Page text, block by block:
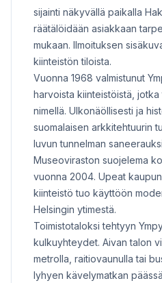
sijainti näkyvällä paikalla
räätälöidään asiakkaan
mukaan. Ilmoituksen
kiinteistön tiloista.
Vuonna 1968 valmistunut
harvoista kiinteistöistä,
nimellä. Ulkonäöllisesti ja
suomalaisen arkkitehtuurin
luvun tunnelman
Museoviraston suojelema
vuonna 2004. Upeat
kiinteistö tuo käyttöön
Helsingin ytimestä.
Toimistotaloksi tehtyyn
kulkuyhteydet. Aivan talon
metrolla, raitiovaunulla tai
lyhyen kävelymatkan